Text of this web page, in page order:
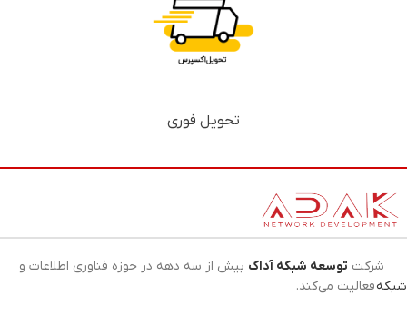
تحویل فوری
شرکت توسعه شبکه آداک بیش از سه دهه در حوزه فناوری اطلاعات و
شبکهفعالیت می‌کند.